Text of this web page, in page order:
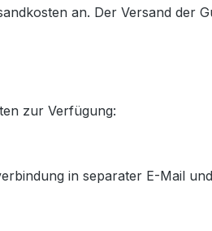
an. Der Versand der
zur Verfügung:
in separater E-Mail